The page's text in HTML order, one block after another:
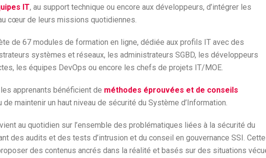
IT, au support technique ou encore aux développeurs, d’intégrer les
cœur de leurs missions quotidiennes.
de 67 modules de formation en ligne, dédiée aux profils IT avec des
systèmes et réseaux, les administrateurs SGBD, les développeurs
les équipes DevOps ou encore les chefs de projets IT/MOE.
apprenants bénéficient de méthodes éprouvées et de conseils
de maintenir un haut niveau de sécurité du Système d’Information.
au quotidien sur l’ensemble des problématiques liées à la sécurité du
des audits et des tests d’intrusion et du conseil en gouvernance SSI. Cette
des contenus ancrés dans la réalité et basés sur des situations